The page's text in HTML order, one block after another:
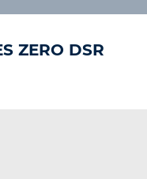
ZERO DSR